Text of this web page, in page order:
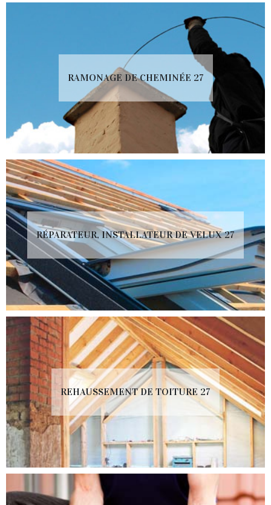
RAMONAGE DE CHEMINÉE 27
RÉPARATEUR, INSTALLATEUR DE VELUX 27
REHAUSSEMENT DE TOITURE 27